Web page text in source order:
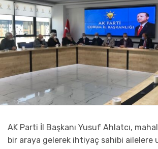
AK Parti İl Başkanı Yusuf Ahlatcı,
bir araya gelerek ihtiyaç sahibi ailelere